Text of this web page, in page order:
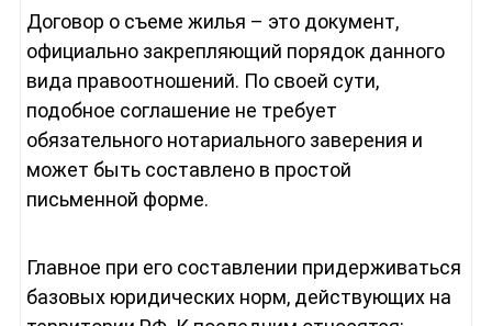
Договор о съеме жилья – это документ,
официально закрепляющий порядок данного
вида правоотношений. По своей сути,
подобное соглашение не требует
обязательного нотариального заверения и
может быть составлено в простой
письменной форме.
Главное при его составлении придерживаться
базовых юридических норм, действующих на